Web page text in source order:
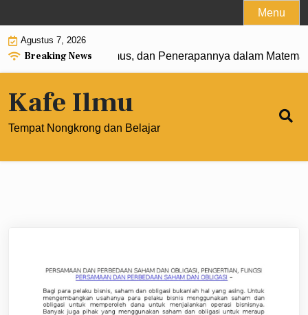
to
content
Menu
Agustus 7, 2026
Breaking News
Pengertian, Rumus, dan Penerapannya dalam
Kafe Ilmu
Tempat Nongkrong dan Belajar